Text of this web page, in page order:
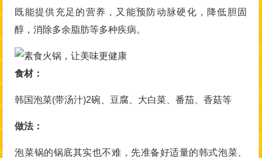
既能提供充足的营养，又能预防动脉硬化，降低胆固
醇，消除多余脂肪等多种疾病。
食材：
韩国泡菜(带汤汁)2碗、豆腐、大白菜、番茄、香菇等
做法：
泡菜锅的锅底其实也不难，先准备好适量的韩式泡菜、